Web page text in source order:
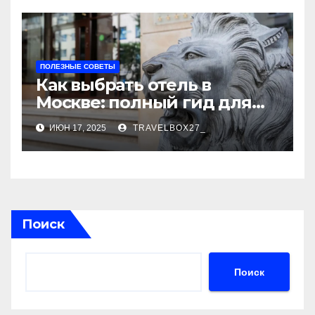
ПОЛЕЗНЫЕ СОВЕТЫ
Как выбрать отель в
Москве: полный гид для
комфортного отдыха
ИЮН 17, 2025 TRAVELBOX27_
Поиск
Поиск